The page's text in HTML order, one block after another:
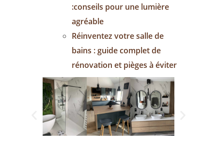
:conseils pour une lumière
agréable
Réinventez votre salle de
bains : guide complet de
rénovation et pièges à éviter